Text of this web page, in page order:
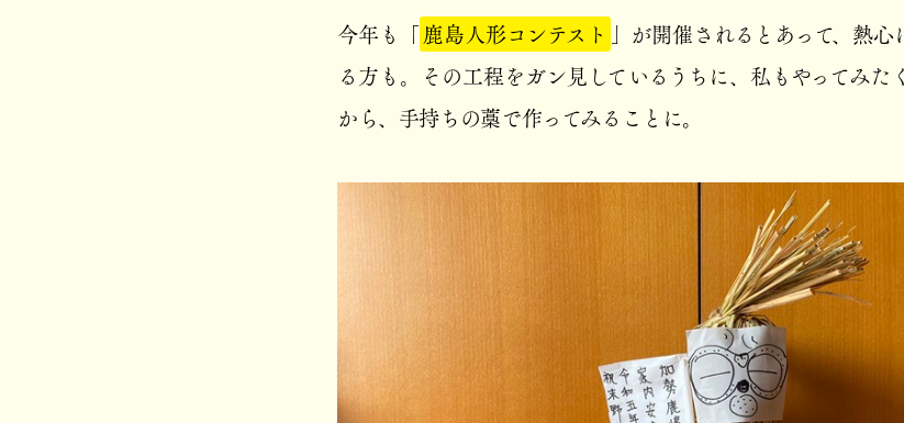
今年も「鹿島人形コンテスト 」が開催されるとあって、熱
る方も。その工程をガン見しているうちに、私もやってみ
から、手持ちの藁で作ってみることに。